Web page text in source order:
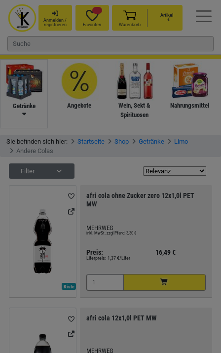
Anmelden /
registrieren
Favoriten Warenkorb
Artikel
€
Getränke Angebote
Wein, Sekt &
Spirituosen
Nahrungsmittel
Sie befinden sich hier: Startseite Shop Getränke
Limo
Andere Colas
Filter
Kiste
afri cola ohne Zucker zero 12x1,0l PET
MW
MEHRWEG
inkl. MwSt. zzgl Pfand: 3,30 €
Preis: 16,49 €
Literpreis: 1,37 €/Liter
afri cola 12x1,0l PET MW
MEHRWEG